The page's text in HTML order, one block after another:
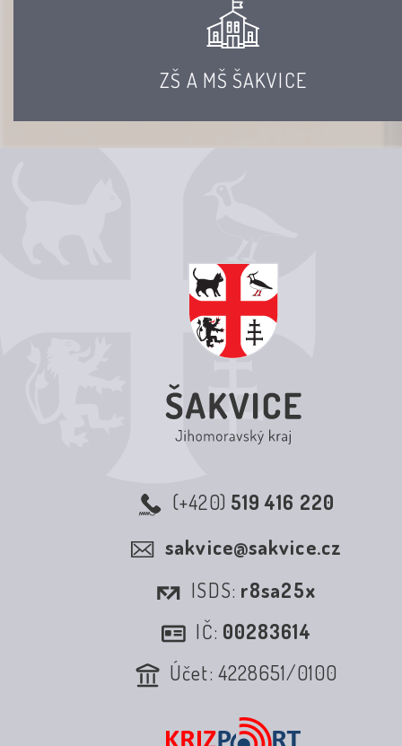
ZŠ A MŠ ŠAKVICE
(+420) 519 416 220
sakvice@sakvice.cz
ISDS: r8sa25x
IČ: 00283614
Účet: 4228651/0100